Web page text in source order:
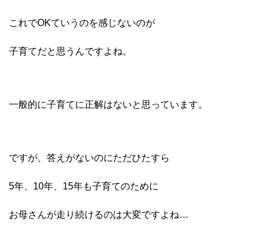
これでOKていうのを感じないのが
子育てだと思うんですよね。
一般的に子育てに正解はないと 思っています。
ですが、答えがないのにただひたすら
5年、10年、15年も子育てのために
お母さんが走り続けるのは大変ですよね…